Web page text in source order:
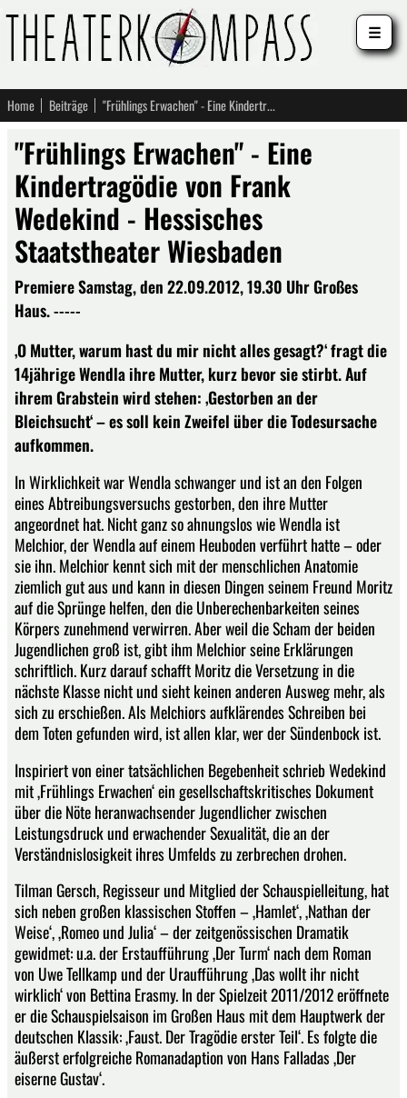
Home Beiträge "Frühlings Erwachen" - Eine Kindertragödie von Frank Wedekind - Hessisches Staatstheater Wiesbaden
"Frühlings Erwachen" - Eine
Kindertragödie von Frank
Wedekind - Hessisches
Staatstheater Wiesbaden
Premiere Samstag, den 22.09.2012, 19.30 Uhr Großes
Haus. -----
‚O Mutter, warum hast du mir nicht alles gesagt?‘ fragt die
14jährige Wendla ihre Mutter, kurz bevor sie stirbt. Auf
ihrem Grabstein wird stehen: ‚Gestorben an der
Bleichsucht‘ – es soll kein Zweifel über die Todesursache
aufkommen.
In Wirklichkeit war Wendla schwanger und ist an den Folgen
eines Abtreibungsversuchs gestorben, den ihre Mutter
angeordnet hat. Nicht ganz so ahnungslos wie Wendla ist
Melchior, der Wendla auf einem Heuboden verführt hatte – oder
sie ihn. Melchior kennt sich mit der menschlichen Anatomie
ziemlich gut aus und kann in diesen Dingen seinem Freund Moritz
auf die Sprünge helfen, den die Unberechenbarkeiten seines
Körpers zunehmend verwirren. Aber weil die Scham der beiden
Jugendlichen groß ist, gibt ihm Melchior seine Erklärungen
schriftlich. Kurz darauf schafft Moritz die Versetzung in die
nächste Klasse nicht und sieht keinen anderen Ausweg mehr, als
sich zu erschießen. Als Melchiors aufklärendes Schreiben bei
dem Toten gefunden wird, ist allen klar, wer der Sündenbock ist.
Inspiriert von einer tatsächlichen Begebenheit schrieb Wedekind
mit ‚Frühlings Erwachen‘ ein gesellschaftskritisches Dokument
über die Nöte heranwachsender Jugendlicher zwischen
Leistungsdruck und erwachender Sexualität, die an der
Verständnislosigkeit ihres Umfelds zu zerbrechen drohen.
Tilman Gersch, Regisseur und Mitglied der Schauspielleitung, hat
sich neben großen klassischen Stoffen – ‚Hamlet‘, ‚Nathan der
Weise‘, ‚Romeo und Julia‘ – der zeitgenössischen Dramatik
gewidmet: u.a. der Erstaufführung ‚Der Turm‘ nach dem Roman
von Uwe Tellkamp und der Uraufführung ‚Das wollt ihr nicht
wirklich‘ von Bettina Erasmy. In der Spielzeit 2011/2012 eröffnete
er die Schauspielsaison im Großen Haus mit dem Hauptwerk der
deutschen Klassik: ‚Faust. Der Tragödie erster Teil‘. Es folgte die
äußerst erfolgreiche Romanadaption von Hans Falladas ‚Der
eiserne Gustav‘.
☰